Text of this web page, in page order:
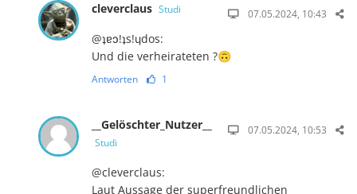
cleverclaus Studi 07.05.2024, 10:43
@ʇɐɔ!ʇs!ɥdos:
Und die verheirateten ?🙃
Antworten 1
__Gelöschter_Nutzer__
Studi
07.05.2024, 10:53
@cleverclaus:
Laut Aussage der superfreundlichen